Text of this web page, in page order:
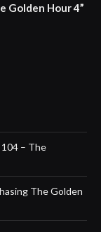
Golden Hour 4”
104 – The
The Golden